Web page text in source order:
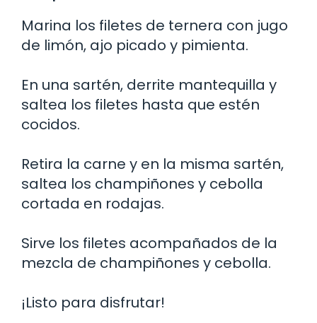
Marina los filetes de ternera con jugo
de limón, ajo picado y pimienta.
En una sartén, derrite mantequilla y
saltea los filetes hasta que estén
cocidos.
Retira la carne y en la misma sartén,
saltea los champiñones y cebolla
cortada en rodajas.
Sirve los filetes acompañados de la
mezcla de champiñones y cebolla.
¡Listo para disfrutar!